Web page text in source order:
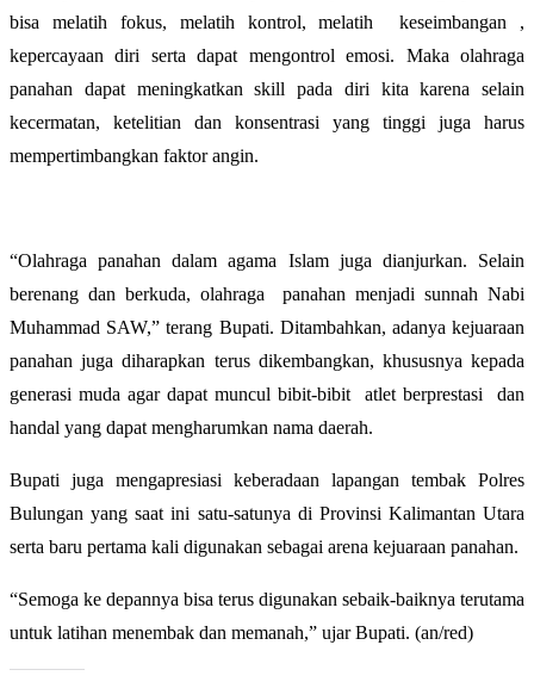
bisa melatih fokus, melatih kontrol, melatih keseimbangan ,
kepercayaan diri serta dapat mengontrol emosi. Maka olahraga
panahan dapat meningkatkan skill pada diri kita karena selain
kecermatan, ketelitian dan konsentrasi yang tinggi juga harus
mempertimbangkan faktor angin.
“Olahraga panahan dalam agama Islam juga dianjurkan. Selain
berenang dan berkuda, olahraga panahan menjadi sunnah Nabi
Muhammad SAW,” terang Bupati. Ditambahkan, adanya kejuaraan
panahan juga diharapkan terus dikembangkan, khususnya kepada
generasi muda agar dapat muncul bibit-bibit atlet berprestasi dan
handal yang dapat mengharumkan nama daerah.
Bupati juga mengapresiasi keberadaan lapangan tembak Polres
Bulungan yang saat ini satu-satunya di Provinsi Kalimantan Utara
serta baru pertama kali digunakan sebagai arena kejuaraan panahan.
“Semoga ke depannya bisa terus digunakan sebaik-baiknya terutama
untuk latihan menembak dan memanah,” ujar Bupati. (an/red)